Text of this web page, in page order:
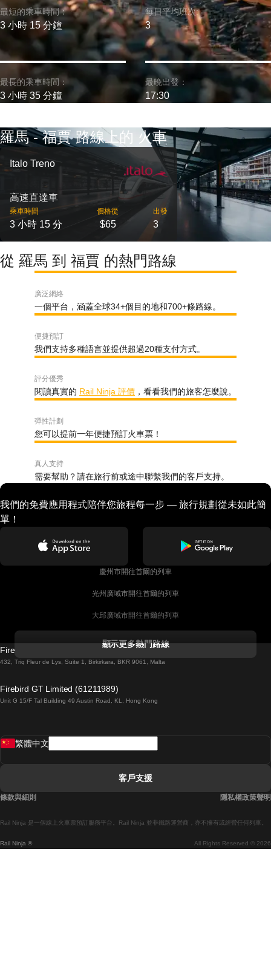
最短的乘車時間：
3 小時 15 分鐘
最長的乘車時間：
3 小時 35 分鐘
每日平均班次:
3
最晚出發：
17:30
羅馬 - 福賈 路線上的 火車
Italo Treno
高速直達車
乘車時間
3 小時 15 分
價格從
$65
出發
3
從 羅馬 到 福賈 的熱門路線
廣泛網絡
一個平台，涵蓋全球34+個目的地和700+條路線。
便捷預訂
我們支持多種語言並提供超過20種支付方式。
評分優秀
閱讀真實的 Rail Ninja 評價 ，看看我們的旅客怎麼說。
彈性計劃
您可以提前一年便捷預訂火車票！
真人支持
需要幫助？請在旅行前或途中聯繫我們的客戶支持。
我們的免費應用程式陪伴您旅程每一步 — 旅行規劃從未如此簡
單！
慶州市開往首爾的列車
光州廣域市開往首爾的列車
大邱廣域市開往首爾的列車
都柏林開往戈尔韦的列車
羅馬開往拿坡里的列車
顯示更多熱門路線
Firebird GT Limited (OC 1451)
432, Triq Fleur de Lys, Suite 1, Birkirkara, BKR 9061, Malta
Firebird GT Limited (61211989)
Unit G 15/F Tal Building 49 Austin Road, KL, Hong Kong
Rail Ninja ® All Rights Reserved © 2026
Rail Ninja 是一個線上火車票預訂服務平台。Rail Ninja 並非鐵路運營商，亦不擁有或經營任何列車。
繁體中文
客戶支援
條款與細則 隱私權政策聲明